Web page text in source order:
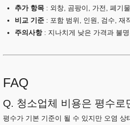
추가 항목 : 외창, 곰팡이, 가전, 폐기
비교 기준 : 포함 범위, 인원, 검수, 재
주의사항: 지나치게 낮은 가격과 불
FAQ
Q. 청소업체 비용은 평수로
평수가 기본 기준이 될 수 있지만 오염